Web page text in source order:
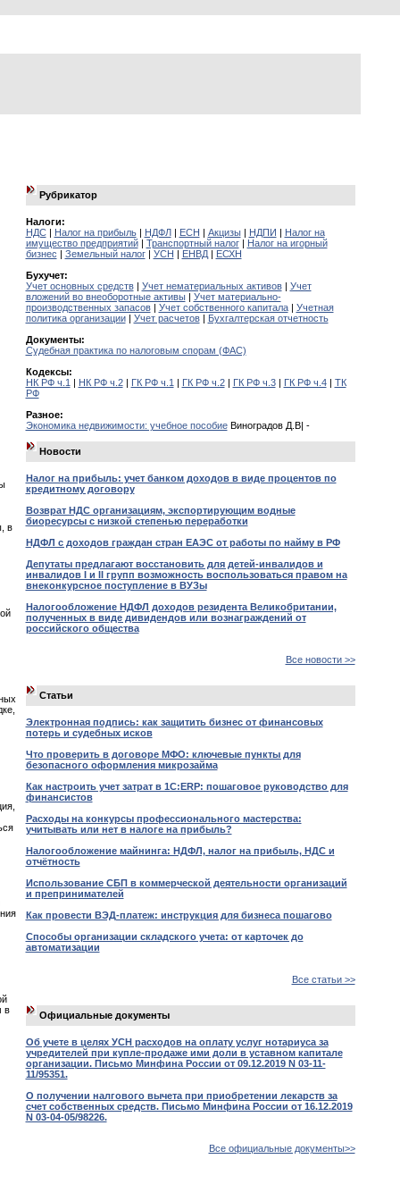
в
в
Рубрикатор
Налоги:
НДС| Налог на прибыль| НДФЛ| ЕСН | Акцизы| НДПИ | Налог на
имущество предприятий| Транспортный налог| Налог на игорный
бизнес | Земельный налог| УСН | ЕНВД| ЕСХН
Бухучет:
Учет основных средств| Учет нематериальных активов| Учет
вложений во внеоборотные активы| Учет материально-
производственных запасов| Учет собственного капитала| Учетная
политика организации| Учет расчетов| Бухгалтерская отчетность
Документы:
Судебная практика по налоговым спорам (ФАС)
Кодексы:
НК РФ ч.1 | НК РФ ч.2| ГК РФ ч.1 | ГК РФ ч.2| ГК РФ ч.3| ГК РФ ч.4| ТК
РФ
Разное:
Экономика недвижимости: учебное пособиеВиноградов Д.В| -
Новости
Налог на прибыль: учет банком доходов в виде процентов по
кредитному договору
Возврат НДС организациям, экспортирующим водные
биоресурсы с низкой степенью переработки
НДФЛ с доходов граждан стран ЕАЭС от работы по найму в РФ
Депутаты предлагают восстановить для детей-инвалидов и
инвалидов I и II групп возможность воспользоваться правом на
внеконкурсное поступление в ВУЗы
Налогообложение НДФЛ доходов резидента Великобритании,
полученных в виде дивидендов или вознаграждений от
российского общества
Все новости >>
Статьи
Электронная подпись: как защитить бизнес от финансовых
потерь и судебных исков
Что проверить в договоре МФО: ключевые пункты для
безопасного оформления микрозайма
Как настроить учет затрат в 1С:ERP: пошаговое руководство для
финансистов
Расходы на конкурсы профессионального мастерства:
учитывать или нет в налоге на прибыль?
Налогообложение майнинга: НДФЛ, налог на прибыль, НДС и
отчётность
Использование СБП в коммерческой деятельности организаций
и препринимателей
Как провести ВЭД-платеж: инструкция для бизнеса пошагово
Способы организации складского учета: от карточек до
автоматизации
Все статьи >>
Официальные документы
Об учете в целях УСН расходов на оплату услуг нотариуса за
учредителей при купле-продаже ими доли в уставном капитале
организации. Письмо Минфина России от 09.12.2019 N 03-11-
11/95351.
О получении налгового вычета при приобретении лекарств за
счет собственных средств. Письмо Минфина России от 16.12.2019
N 03-04-05/98226.
Все официальные документы>>